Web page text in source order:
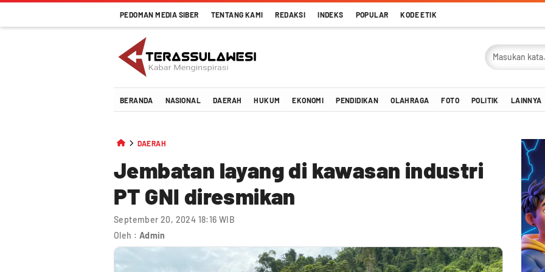
PEDOMAN MEDIA SIBER TENTANG KAMI REDAKSI INDEKS POPULAR KODE ETIK
Terassulawesi
Kabar Menginspirasi
BERANDA NASIONAL DAERAH HUKUM EKONOMI PENDIDIKAN OLAHRAGA FOTO POLITIK LAINNYA
DAERAH
Jembatan layang di kawasan industri
PT GNI diresmikan
September 20, 2024 18:16 WIB
Oleh : Admin